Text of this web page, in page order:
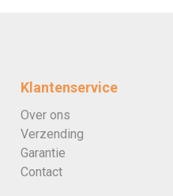
Klantenservice
Over ons
Verzending
Garantie
Contact